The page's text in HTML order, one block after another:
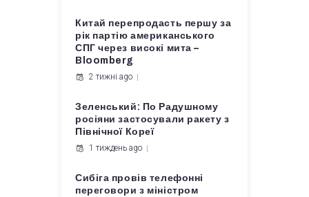
Китай перепродасть першу за
рік партію американського
СПГ через високі мита –
Bloomberg
2 тижні ago
Зеленський: По Радушному
росіяни застосували ракету з
Північної Кореї
1 тиждень ago
Сибіга провів телефонні
переговори з міністром